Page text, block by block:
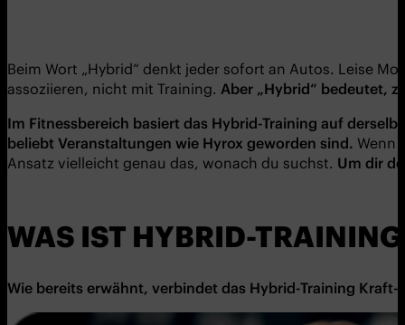
Beim Wort „Hybrid“ denkt jeder sofort an Autos. Leise
assoziieren, nicht mit Training. Aber „Hybrid“ bedeutet,
Im Fitnessbereich basiert das Hybrid-Training auf
beliebt Veranstaltungen wie Hyrox geworden sind. Wenn
Ansatz vielleicht genau das, wonach du suchst. Um dir
WAS IST HYBRID-
Wie bereits erwähnt, verbindet das Hybrid-Training Kraft-